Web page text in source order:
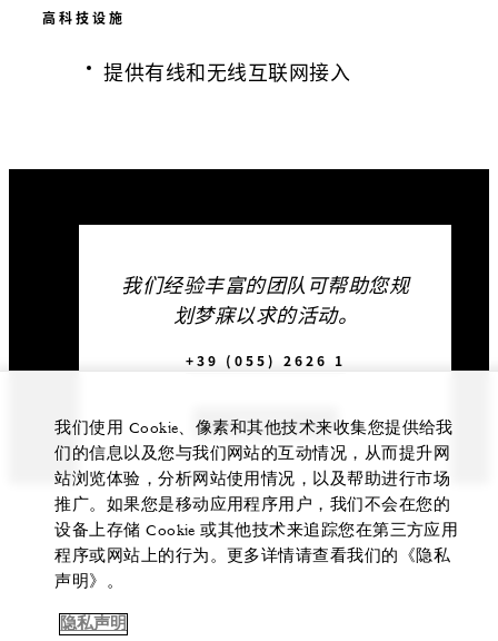
高科技设施
提供有线和无线互联网接入
我们经验丰富的团队可帮助您规
划梦寐以求的活动。
+39 (055) 2626 1
联系我们
我们使用 Cookie、像素和其他技术来收集您提供给我
们的信息以及您与我们网站的互动情况，从而提升网
站浏览体验，分析网站使用情况，以及帮助进行市场
推广。如果您是移动应用程序用户，我们不会在您的
设备上存储 Cookie 或其他技术来追踪您在第三方应用
程序或网站上的行为。更多详情请查看我们的《隐私
声明》。
隐私声明